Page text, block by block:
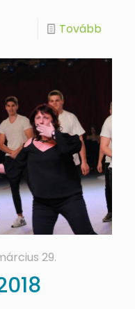
Tovább
29.